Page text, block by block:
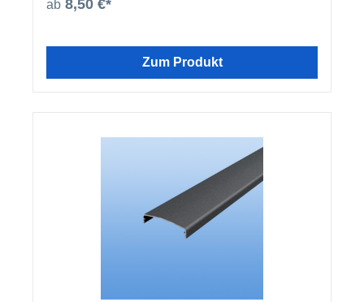
farblich mit Ihren restlichen Profilleisten, sondern
wird nach der Montage der Verlegeprofile einfach
ab 8,50 €*
Zum Produkt